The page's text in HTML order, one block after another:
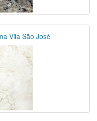
Vila São José